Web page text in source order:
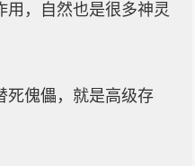
，自然也是很多神灵
傀儡，就是高级存